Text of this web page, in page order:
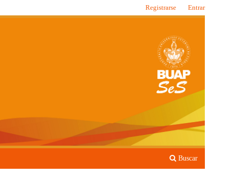
Buscar
Registrarse Entrar